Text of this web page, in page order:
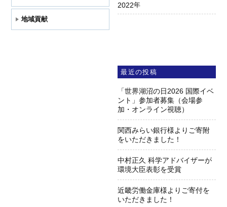
地域貢献
2022年
最近の投稿
「世界湖沼の日2026 国際イベ
ント」参加者募集（会場参
加・オンライン視聴）
関西みらい銀行様よりご寄附
をいただきました！
中村正久 科学アドバイザーが
環境大臣表彰を受賞
近畿労働金庫様よりご寄付を
いただきました！